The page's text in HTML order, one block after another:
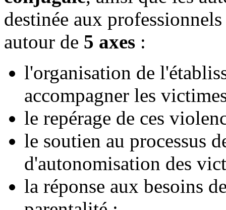
destinée aux
autour de 5 axes :
l'organisation de
accompagner les
le repérage de ces
le soutien au processus
d'autonomisation des
la réponse aux besoins